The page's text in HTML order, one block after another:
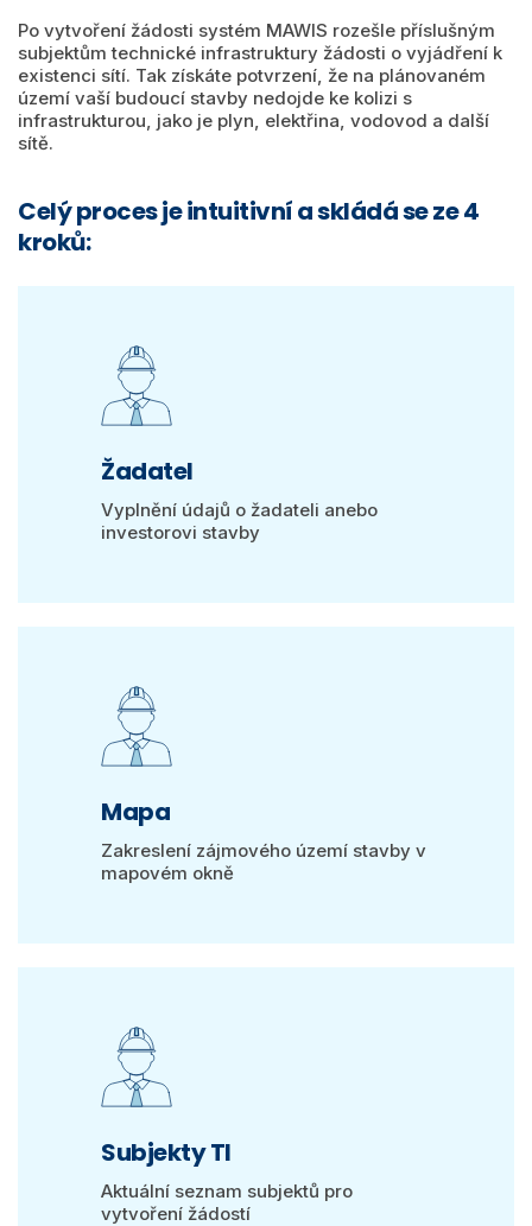
Po vytvoření žádosti systém MAWIS rozešle příslušným
subjektům technické infrastruktury žádosti o vyjádření k
existenci sítí. Tak získáte potvrzení, že na plánovaném
území vaší budoucí stavby nedojde ke kolizi s
infrastrukturou, jako je plyn, elektřina, vodovod a další
sítě.
Celý proces je intuitivní a skládá se ze 4
kroků:
Žadatel
Vyplnění údajů o žadateli anebo
investorovi stavby
Mapa
Zakreslení zájmového území stavby v
mapovém okně
Subjekty TI
Aktuální seznam subjektů pro
vytvoření žádostí